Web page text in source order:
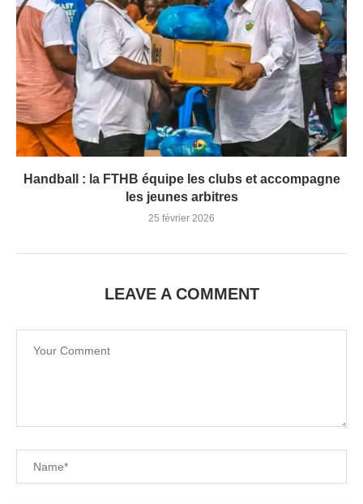
Handball : la FTHB équipe les clubs et accompagne
les jeunes arbitres
25 février 2026
LEAVE A COMMENT